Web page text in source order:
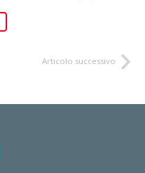
Articolo successivo